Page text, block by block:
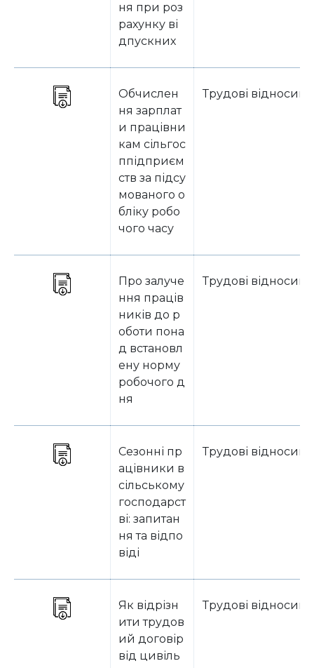
ня при роз
рахунку ві
дпускних
Обчислен
ня зарплат
и працівни
кам сільгос
ппідприєм
ств за підсу
мованого о
бліку робо
чого часу
Трудові відносини
Про залуче
ння праців
ників до р
оботи пона
д встановл
ену норму
робочого д
ня
Трудові відносини
Сезонні пр
ацівники в
сільському
господарст
ві: запитан
ня та відпо
віді
Трудові відносини
Як відрізн
ити трудов
ий договір
від цивіль
Трудові відносини